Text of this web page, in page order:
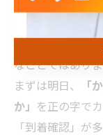
知ることか
受注業務の電話
なことではあり
まずは明日、
「
か」 を正の字で
「到着確認」が